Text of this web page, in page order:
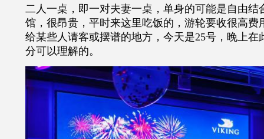
二人一桌，即一对夫妻一桌，单身的可能是自由结
馆，很昂贵，平时来这里吃饭的，游轮要收很高费
给某些人请客或摆谱的地方，今天是25号，晚上在
分可以理解的。